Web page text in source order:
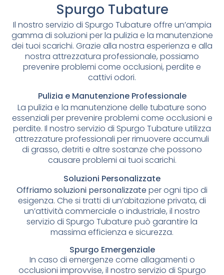
Spurgo Tubature
Il nostro servizio di Spurgo Tubature offre un’ampia
gamma di soluzioni per la pulizia e la manutenzione
dei tuoi scarichi. Grazie alla nostra esperienza e alla
nostra attrezzatura professionale, possiamo
prevenire problemi come occlusioni, perdite e
cattivi odori.
Pulizia e Manutenzione Professionale
La pulizia e la manutenzione delle tubature sono
essenziali per prevenire problemi come occlusioni e
perdite. Il nostro servizio di Spurgo Tubature utilizza
attrezzature professionali per rimuovere accumuli
di grasso, detriti e altre sostanze che possono
causare problemi ai tuoi scarichi.
Soluzioni Personalizzate
Offriamo soluzioni personalizzateper ogni tipo di
esigenza. Che si tratti di un’abitazione privata, di
un’attività commerciale o industriale, il nostro
servizio di Spurgo Tubature può garantire la
massima efficienza e sicurezza.
Spurgo Emergenziale
In caso di emergenze come allagamenti o
occlusioni improvvise, il nostro servizio di Spurgo